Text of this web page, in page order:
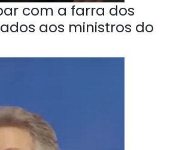
com a farra dos
aos ministros do